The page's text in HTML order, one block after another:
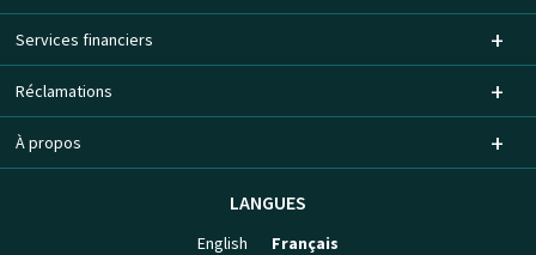
Services financiers
Réclamations
À propos
LANGUES
English Français